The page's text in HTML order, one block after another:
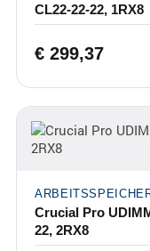
CL22-22-22, 1RX8
€299,37
Crucial Pro
22, 2RX8